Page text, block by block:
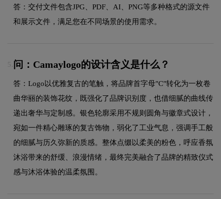
答：交付文件包含JPG、PDF、AI、PNG等多种格式的源文件
和展示文件，满足您在不同场景的使用需求。
5. 问：Camaylogo的设计含义是什么？
答：Logo以优雅复古的笔触，将品牌首字母"C"转化为一枚卷
曲华丽的装饰花纹，既强化了品牌识别度，也借细腻的曲线传
递出奢华与定制感。银色轮廓采用不规则圆角与徽章式设计，
宛如一件精心雕琢的复古饰物，弱化了工业气息，强调手工般
的细腻与历久弥新的质感。整体点缀以柔美的粉色，呼应香氛
沐浴带来的舒缓、浪漫情绪，最终完美融合了品牌的精致仪式
感与沐浴体验的温柔氛围。